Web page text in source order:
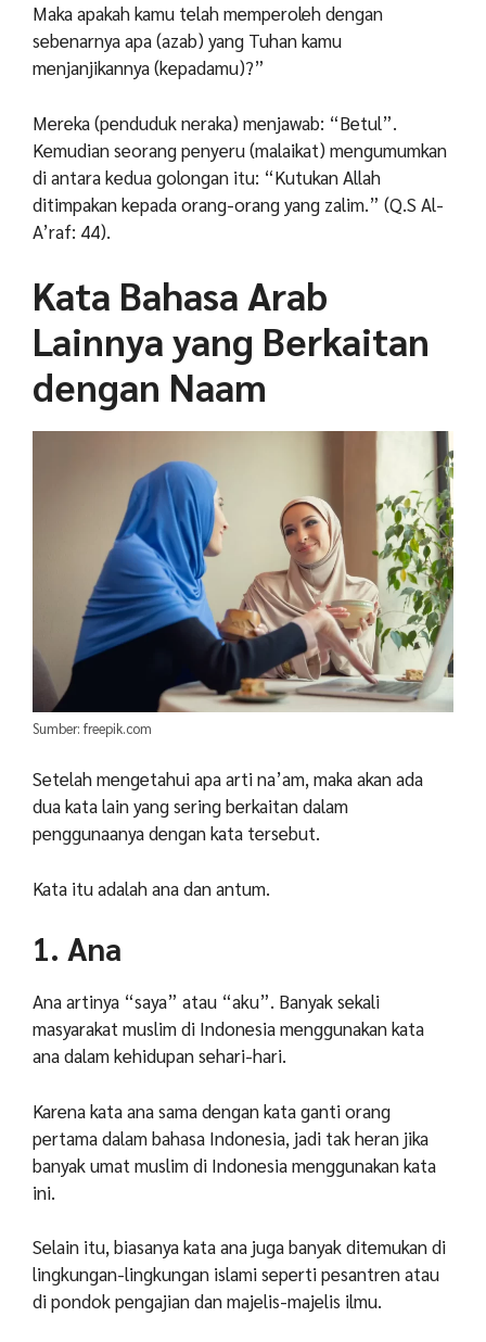
Maka apakah kamu telah memperoleh dengan
sebenarnya apa (azab) yang Tuhan kamu
menjanjikannya (kepadamu)?”
Mereka (penduduk neraka) menjawab: “Betul”.
Kemudian seorang penyeru (malaikat) mengumumkan
di antara kedua golongan itu: “Kutukan Allah
ditimpakan kepada orang-orang yang zalim.” (Q.S Al-
A’raf: 44).
Kata Bahasa Arab
Lainnya yang Berkaitan
dengan Naam
Sumber: freepik.com
Setelah mengetahui apa arti na’am, maka akan ada
dua kata lain yang sering berkaitan dalam
penggunaanya dengan kata tersebut.
Kata itu adalah ana dan antum.
1. Ana
Ana artinya “saya” atau “aku”. Banyak sekali
masyarakat muslim di Indonesia menggunakan kata
ana dalam kehidupan sehari-hari.
Karena kata ana sama dengan kata ganti orang
pertama dalam bahasa Indonesia, jadi tak heran jika
banyak umat muslim di Indonesia menggunakan kata
ini.
Selain itu, biasanya kata ana juga banyak ditemukan di
lingkungan-lingkungan islami seperti pesantren atau
di pondok pengajian dan majelis-majelis ilmu.